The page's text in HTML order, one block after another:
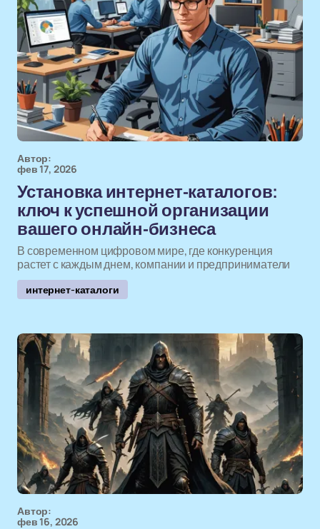
Автор:
фев 17, 2026
Установка интернет-каталогов:
ключ к успешной организации
вашего онлайн-бизнеса
В современном цифровом мире, где конкуренция
растет с каждым днем, компании и предприниматели
интернет-каталоги
Автор:
фев 16, 2026